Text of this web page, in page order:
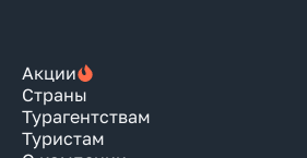
Акции
Страны
Турагентствам
Туристам